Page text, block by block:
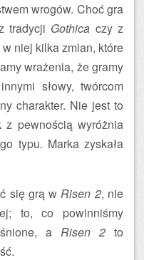
wrogów. Choć gra
tradycji Gothica czy z
niej kilka zmian, które
wrażenia, że gramy
słowy, twórcom
charakter. Nie jest to
z pewnością wyróżnia
typu. Marka zyskała
się grą wRisen 2, nie
to, co powinniśmy
a Risen 2to